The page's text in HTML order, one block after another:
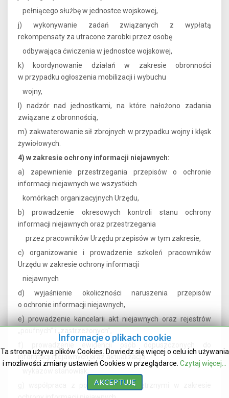
pełniącego służbę w jednostce wojskowej,
j) wykonywanie zadań związanych z wypłatą
rekompensaty za utracone zarobki przez osobę
odbywająca ćwiczenia w jednostce wojskowej,
k) koordynowanie działań w zakresie obronności
w przypadku ogłoszenia mobilizacji i wybuchu
wojny,
l) nadzór nad jednostkami, na które nałożono zadania
związane z obronnością,
m) zakwaterowanie sił zbrojnych w przypadku wojny i klęsk
żywiołowych.
4) w zakresie ochrony informacji niejawnych:
a) zapewnienie przestrzegania przepisów o ochronie
informacji niejawnych we wszystkich
komórkach organizacyjnych Urzędu,
b) prowadzenie okresowych kontroli stanu ochrony
informacji niejawnych oraz przestrzegania
przez pracowników Urzędu przepisów w tym zakresie,
c) organizowanie i prowadzenie szkoleń pracowników
Urzędu w zakresie ochrony informacji
niejawnych
d) wyjaśnienie okoliczności naruszenia przepisów
o ochronie informacji niejawnych,
e) prowadzenie kancelarii akt niejawnych oraz rejestrów
f) prowadzenie ewidencji osób dopuszczonych do
informacji niejawnych oraz aktualizacja
g) współpraca z podmiotami zewnętrznymi w zakresie
Informacje o plikach cookie
Ta strona używa plików Cookies. Dowiedz się więcej o celu ich używania
i możliwości zmiany ustawień Cookies w przeglądarce. Czytaj więcej...
AKCEPTUJĘ